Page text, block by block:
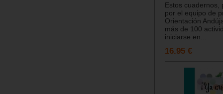
Estos cuadernos,
por el equipo de
Orientación
más de 100
iniciarse en...
16.95 €